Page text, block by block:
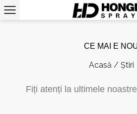
CE MAI E
Acasă / Știri
Fiți atenți la ultimele